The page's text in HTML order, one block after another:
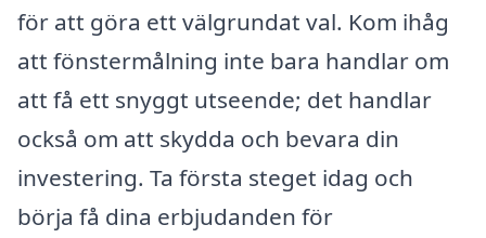
för att göra ett välgrundat val. Kom ihåg
att fönstermålning inte bara handlar om
att få ett snyggt utseende; det handlar
också om att skydda och bevara din
investering. Ta första steget idag och
börja få dina erbjudanden för